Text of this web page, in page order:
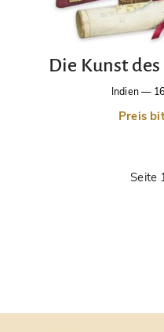
Die Kunst
Indien—
Preis
Seite